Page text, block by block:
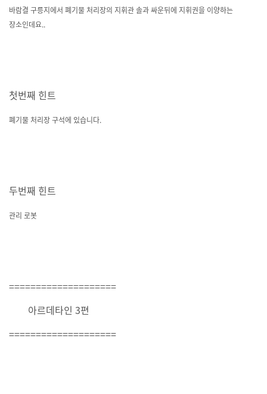
바람결 구릉지에서 폐기물 처리장의 지휘관 솔과 싸운뒤에 지휘권을 이양하는
장소인데요..
첫번째 힌트
폐기물 처리장 구석에 있습니다.
두번째 힌트
관리 로봇
====================
아르데타인 3편
====================